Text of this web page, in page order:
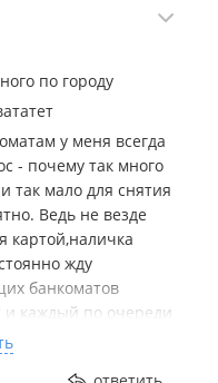
по городу
у меня всегда
- почему так много
так мало для снятия
Ведь не везде
картой,наличка
жду
банкоматов
и каждый по очереди
не
города,у